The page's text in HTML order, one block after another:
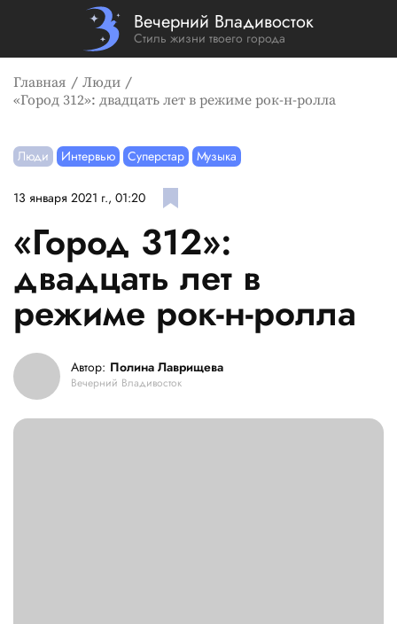
Вечерний Владивосток
Стиль жизни твоего города
Главная
Люди
«Город 312»: двадцать лет в режиме рок-н-ролла
Люди Интервью Суперстар Музыка
13 января 2021 г., 01:20
«Город 312»:
двадцать лет в
режиме рок-н-ролла
Автор: Полина Лаврищева
Вечерний Владивосток